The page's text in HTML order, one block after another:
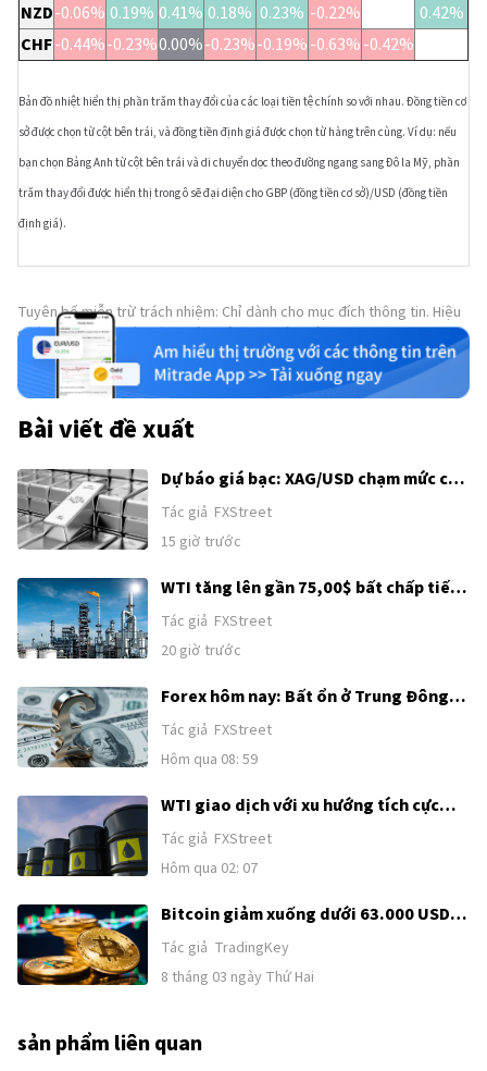
NZD-0.06% 0.19% 0.41% 0.18% 0.23% -0.22%
0.42%
CHF-0.44%-0.23%0.00%-0.23%-0.19%-0.63%-0.42%
Bản đồ nhiệt hiển thị phần trăm thay đổi của các loại tiền tệ chính so với nhau. Đồng tiền cơ
sở được chọn từ cột bên trái, và đồng tiền định giá được chọn từ hàng trên cùng. Ví dụ: nếu
bạn chọn Bảng Anh từ cột bên trái và di chuyển dọc theo đường ngang sang Đô la Mỹ, phần
trăm thay đổi được hiển thị trong ô sẽ đại diện cho GBP (đồng tiền cơ sở)/USD (đồng tiền
định giá).
Tuyên bố miễn trừ trách nhiệm: Chỉ dành cho mục đích thông tin. Hiệu
suất trong quá khứ không đảm bảo cho kết quả trong tương lai.
Bài viết đề xuất
Dự báo giá bạc: XAG/USD chạm mức cao
nhất trong một tháng, hướng tới
62,00$ sau khi bứt phá kỹ thuật
Tác giả FXStreet
15 giờ trước
WTI tăng lên gần 75,00$ bất chấp tiến
triển ngoại giao ở Trung Đông
Tác giả FXStreet
20 giờ trước
Forex hôm nay: Bất ổn ở Trung Đông
tiếp tục hỗ trợ USD trước loạt dữ liệu
tiếp theo của Mỹ
Tác giả FXStreet
Hôm qua 08: 59
WTI giao dịch với xu hướng tích cực
dưới các mức giữa 79,00$ khi bất ổn về
Iran, lo ngại về nguồn cung
Tác giả FXStreet
Hôm qua 02: 07
Bitcoin giảm xuống dưới 63.000 USD;
liệu đàm phán Mỹ-Iran có thể đảo
ngược xu hướng giảm?
Tác giả TradingKey
8 tháng 03 ngày Thứ Hai
sản phẩm liên quan